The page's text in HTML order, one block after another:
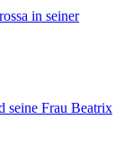
in seiner
seine Frau Beatrix